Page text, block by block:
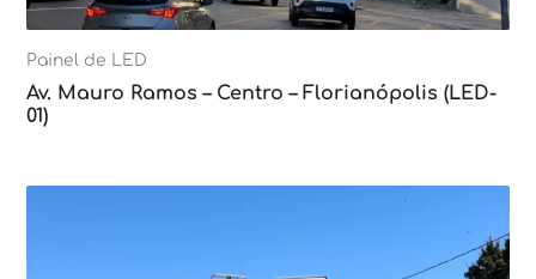
Painel de LED
Av. Mauro Ramos – Centro – Florianópolis (LED-
01)